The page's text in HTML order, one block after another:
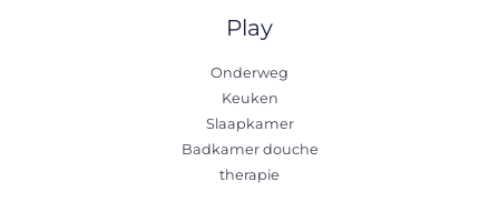
Play
Onderweg
Keuken
Slaapkamer
Badkamer douche
therapie